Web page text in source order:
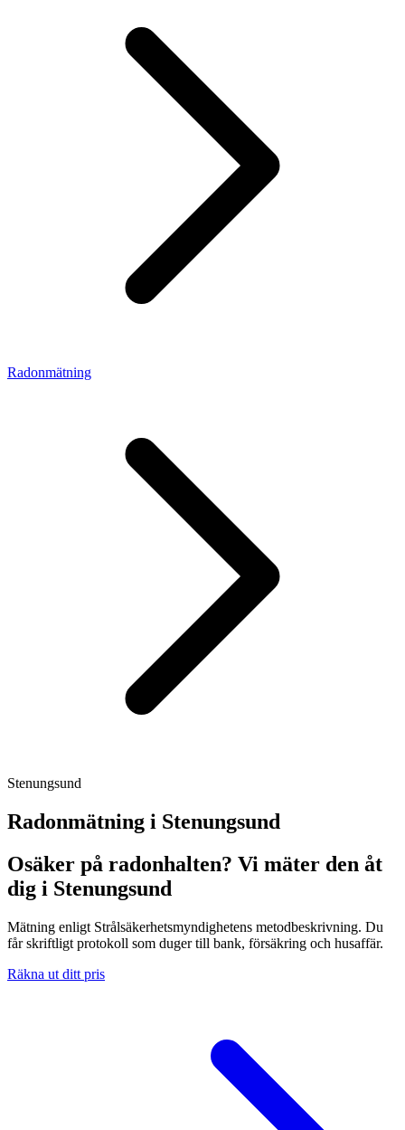
Radonmätning
Stenungsund
Radonmätning i Stenungsund
Osäker på radonhalten? Vi mäter den åt
dig i Stenungsund
Mätning enligt Strålsäkerhetsmyndighetens metodbeskrivning. Du
får skriftligt protokoll som duger till bank, försäkring och husaffär.
Räkna ut ditt pris